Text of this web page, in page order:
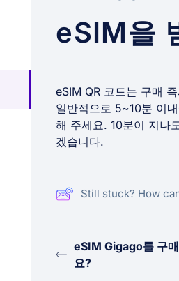
eSIM을
eSIM QR 코드는 구매
일반적으로 5~10분 이
해 주세요. 10분이 지나
겠습니다.
Still stuck? How
eSIM Gigago를 구
요?